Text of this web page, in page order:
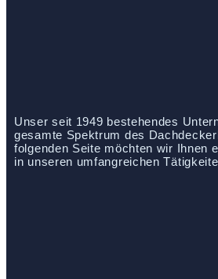
Unser seit 1949 bestehendes
gesamte Spektrum des
folgenden Seite möchten wir Ihnen
in unseren umfangreichen